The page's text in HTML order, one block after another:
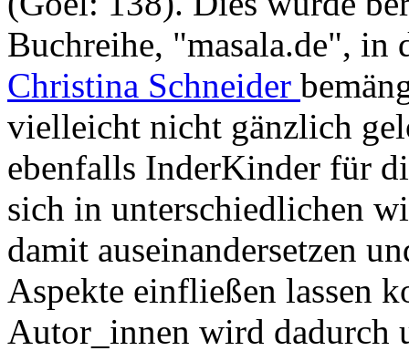
Buchreihe, "masala.de", in
Christina Schneider
vielleicht nicht gänzlich
ebenfalls InderKinder für
sich in unterschiedlichen
damit auseinandersetzen
Aspekte einfließen lassen
Autor_innen wird dadurch